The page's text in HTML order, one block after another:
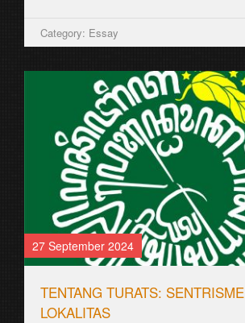
Category: Essay
27 September 2024
TENTANG TURATS:
LOKALITAS